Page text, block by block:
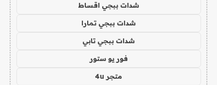
شدات ببجي اقساط
شدات ببجي تمارا
شدات ببجي تابي
فور يو ستور
متجر 4u